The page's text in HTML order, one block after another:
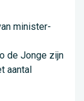
minister-
de Jonge zijn
aantal